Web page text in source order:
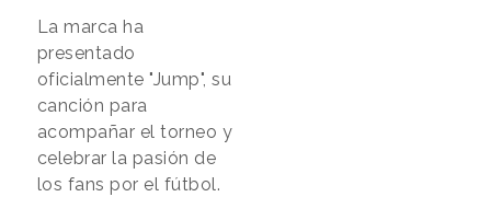
La marca ha
presentado
oficialmente "Jump", su
canción para
acompañar el torneo y
celebrar la pasión de
los fans por el fútbol.